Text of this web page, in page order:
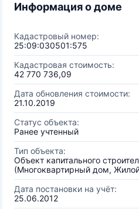
Информация о доме
Кадастровый номер:
25:09:030501:575
Кадастровая стоимость:
42 770 736,09
Дата обновления стоимости:
21.10.2019
Статус объекта:
Ранее учтенный
Тип объекта:
Объект капитального
(Многоквартирный дом,
Дата постановки на учёт:
25.06.2012